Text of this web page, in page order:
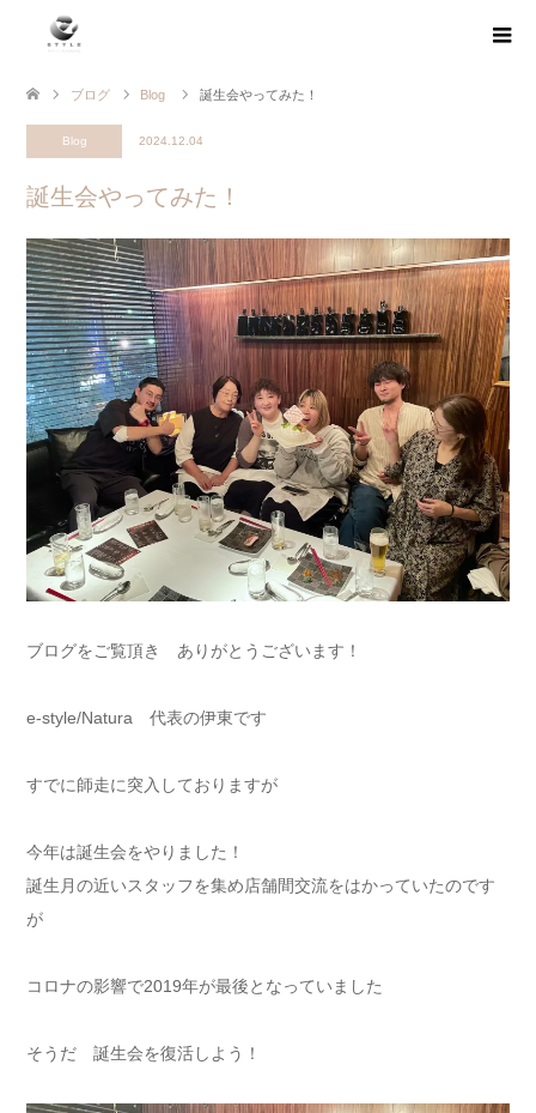
ブログ Blog 誕生会やってみた！
Blog 2024.12.04
誕生会やってみた！
ブログをご覧頂き ありがとうございます！
e-style/Natura 代表の伊東です
すでに師走に突入しておりますが
今年は誕生会をやりました！
誕生月の近いスタッフを集め店舗間交流をはかっていたのです
が
コロナの影響で2019年が最後となっていました
そうだ 誕生会を復活しよう！